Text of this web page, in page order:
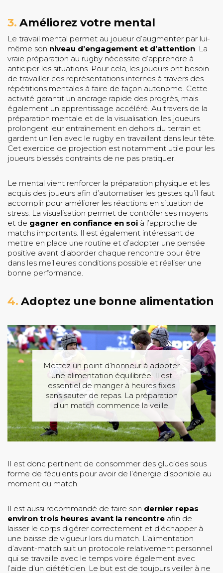
3.Améliorez votre mental
Le travail mental permet au joueur d’augmenter par lui-
même son niveau d’engagement et d’attention. La
vraie préparation au rugby nécessite d’apprendre à
anticiper les situations. Pour cela, les joueurs ont besoin
de travailler ces représentations internes à travers des
répétitions mentales à faire de façon autonome. Cette
activité garantit un ancrage rapide des progrès, mais
également un apprentissage accéléré. Au travers de la
préparation mentale et de la visualisation, les joueurs
prolongent leur entraînement en dehors du terrain et
gardent un lien avec le rugby en travaillant dans leur tête.
Cet exercice de projection est notamment utile pour les
joueurs blessés contraints de ne pas pratiquer.
Le mental vient renforcer la préparation physique et les
acquis des joueurs afin d’automatiser les gestes qu’il faut
accomplir pour améliorer les réactions en situation de
stress. La visualisation permet de contrôler ses moyens
et de gagner en confiance en soi à l’approche de
matchs importants. Il est également intéressant de
mettre en place une routine et d’adopter une pensée
positive avant d’aborder chaque rencontre pour être
dans les meilleures conditions possible et réaliser une
bonne performance.
4.Adoptez une bonne alimentation
Mettez un point d’honneur à adopter
une alimentation équilibrée. Il est
essentiel de manger à heures fixes
sans sauter de repas. La préparation
d’un match commence la veille.
Il est donc pertinent de consommer des glucides sous
forme de féculents pour avoir de l’énergie disponible au
moment du match.
Il est aussi recommandé de faire son dernier repas
environ trois heures avant la rencontre afin de
laisser le corps digérer correctement et d’échapper à
une baisse de vigueur lors du match. L’alimentation
d’avant-match suit un protocole relativement personnel
qui se travaille avec le temps voire également avec
l’aide d’un diététicien. Le but est de toujours veiller à ne